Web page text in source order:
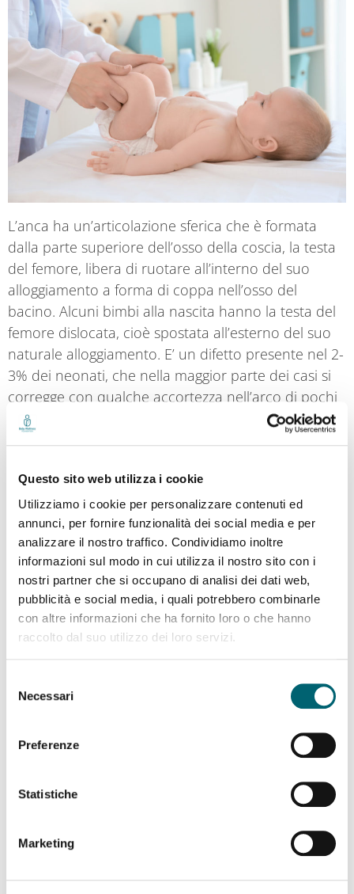
Questo sito web utilizza i cookie
Utilizziamo i cookie per personalizzare contenuti ed
annunci, per fornire funzionalità dei social media e per
analizzare il nostro traffico. Condividiamo inoltre
informazioni sul modo in cui utilizza il nostro sito con i
nostri partner che si occupano di analisi dei dati web,
pubblicità e social media, i quali potrebbero combinarle
con altre informazioni che ha fornito loro o che hanno
raccolto dal suo utilizzo dei loro servizi.
delNecessari
Preferenze
Statistiche
Marketing
L’anca ha un’articolazione sferica che è formata
dalla parte superiore dell’osso della coscia, la testa
del femore, libera di ruotare all’interno del suo
alloggiamento a forma di coppa nell’osso del
bacino. Alcuni bimbi alla nascita hanno la testa del
femore dislocata, cioè spostata all’esterno del suo
naturale alloggiamento. E’ un difetto presente nel 2-
3% dei neonati, che nella maggior parte dei casi si
corregge con qualche accortezza nell’arco di pochi
mesi. Se non viene diagnosticata tempestivamente
displasia
dell’anca può interferire con lo sviluppo delle
gambe e creare futuri problemi di deambulazione
del bambino (2). La manovra di Barlow-Ortolani
consiste in una delicata manipolazione delle
gambine, che vengono piegate e divaricate per
verificare che la testa del femore ruoti
correttamente, senza scatti. Se riscontra
un’anomalia, il neonatologo prescrive un’ecografia
Poiché la displasia dell’anca può essere assente alla
nascita, ma insorgere nelle settimane successive, la
manovra di Barlow-Ortolani viene ripetuta nel corso
dei primi bilanci di salute dal pediatra. Oggi molti
genitori di sottoporre il bambino a un’ecografia di
indipendentemente dall’esito della manovra.